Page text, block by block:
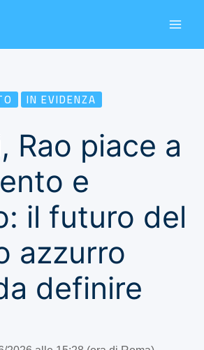
IN EVIDENZA
Rao piace a
e
il futuro del
azzurro
definire